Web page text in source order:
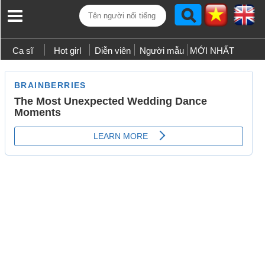
Ca sĩ Hot girl Diễn viên Người mẫu MỚI NHẤT